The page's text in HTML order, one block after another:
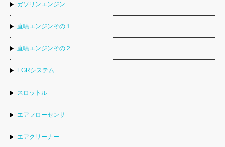
ガソリンエンジン
直噴エンジンその１
直噴エンジンその２
EGRシステム
スロットル
エアフローセンサ
エアクリーナー